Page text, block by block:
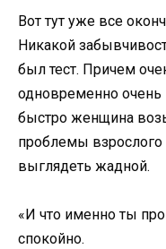
Вот тут уже все
Никакой
был тест. Причем
одновременно очень
быстро женщина
проблемы
выглядеть жадной.
«И что именно ты
спокойно.